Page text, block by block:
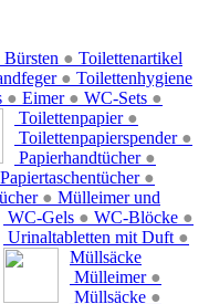
Bürsten ●
●
● Eimer ● WC-Sets ●
Toilettenartikel
Toilettenpapier ●
Toilettenpapierspender ●
Papierhandtücher ●
Papiertaschentücher ●
●
Toilettenhygiene
WC-Gels ● WC-Blöcke ●
Urinaltabletten mit Duft ●
Mülleimer und
Müllsäcke
Mülleimer ●
Müllsäcke ●